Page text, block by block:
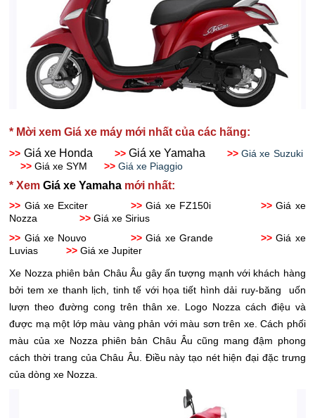
* Mời xem Giá xe máy mới nhất của các hãng:
>> Giá xe Honda >> Giá xe Yamaha >>Giá xe Suzuki
>> Giá xe SYM>> Giá xe Piaggio
* XemGiá xe Yamaha mới nhất:
>> Giá xe Exciter >>Giá xe FZ150i >> Giá xe
Nozza
>> Giá xe Sirius
>> Giá xe Nouvo >> Giá xe Grande >> Giá xe
Luvias
>> Giá xe Jupiter
Xe Nozza phiên bản Châu Âu gây ấn tượng mạnh với khách hàng
bởi tem xe thanh lịch, tinh tế với họa tiết hình dải ruy-băng uốn
lượn theo đường cong trên thân xe. Logo Nozza cách điệu và
được mạ một lớp màu vàng phản với màu sơn trên xe. Cách phối
màu của xe Nozza phiên bản Châu Âu cũng mang đậm phong
cách thời trang của Châu Âu. Điều này tạo nét hiện đại đặc trưng
của dòng xe Nozza.